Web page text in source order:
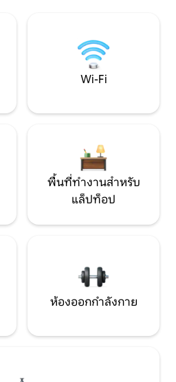
Wi-Fi
พื้นที่ทำงานสำหรับ
แล็ปท็อป
ห้องออกกำลังกาย